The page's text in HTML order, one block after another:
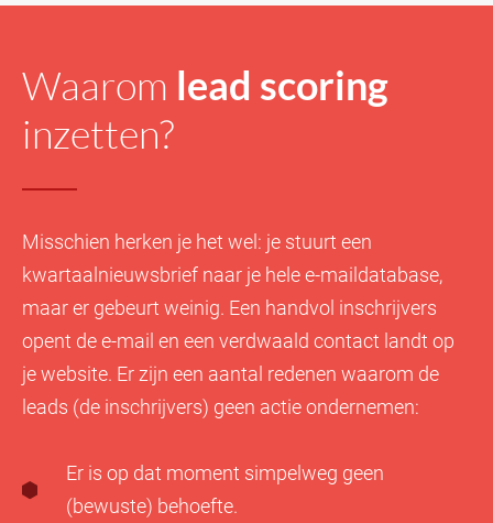
Waarom lead scoring
inzetten?
Misschien herken je het wel: je stuurt een
kwartaalnieuwsbrief naar je hele e-maildatabase,
maar er gebeurt weinig. Een handvol inschrijvers
opent de e-mail en een verdwaald contact landt op
je website. Er zijn een aantal redenen waarom de
leads (de inschrijvers) geen actie ondernemen:
Er is op dat moment simpelweg geen
(bewuste) behoefte.